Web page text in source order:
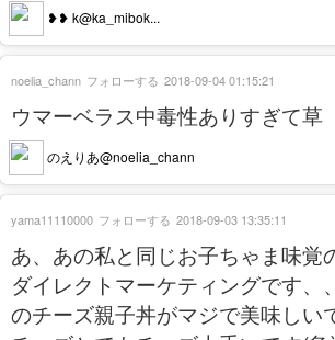
❥❥ k@ka_mibok...
ウマーベラス中毒性ありすぎて草
のえりあ@noelia_chann
noelia_chann フォローする 2018-09-04 01:15:21
あ、あの私と同じお子ちゃま味覚
ダイレクトマーケティングです、
のチーズ親子丼がマジで美味しい
yama11110000 フォローする 2018-09-03 13:35:11